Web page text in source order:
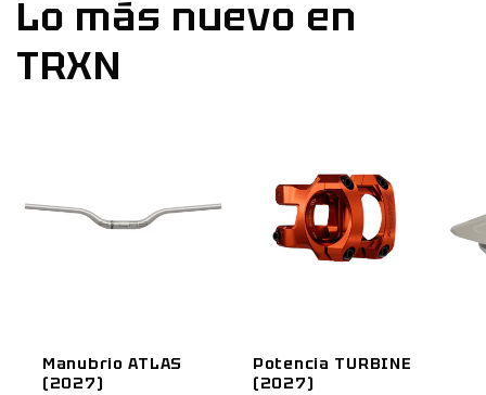
Lo más nuevo en
TRXN
Manubrio ATLAS
(2027)
Potencia TURBINE
(2027)